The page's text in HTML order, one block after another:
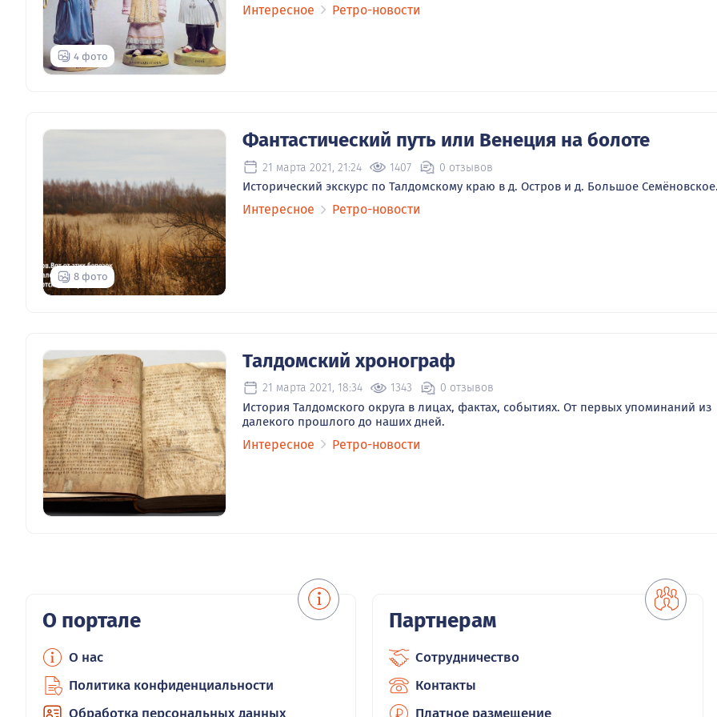
4 фото
Интересное Ретро-новости
8 фото
Фантастический путь или Венеция на болоте
21 марта 2021, 21:24 1407 0 отзывов
Исторический экскурс по Талдомскому краю в д. Остров и д. Большое
Интересное Ретро-новости
Талдомский хронограф
21 марта 2021, 18:34 1343 0 отзывов
История Талдомского округа в лицах, фактах, событиях. От первых упоминаний из
далекого прошлого до наших дней.
Интересное Ретро-новости
О портале
О нас
Политика конфиденциальности
Обработка персональных данных
Партнерам
Сотрудничество
Контакты
Платное размещение